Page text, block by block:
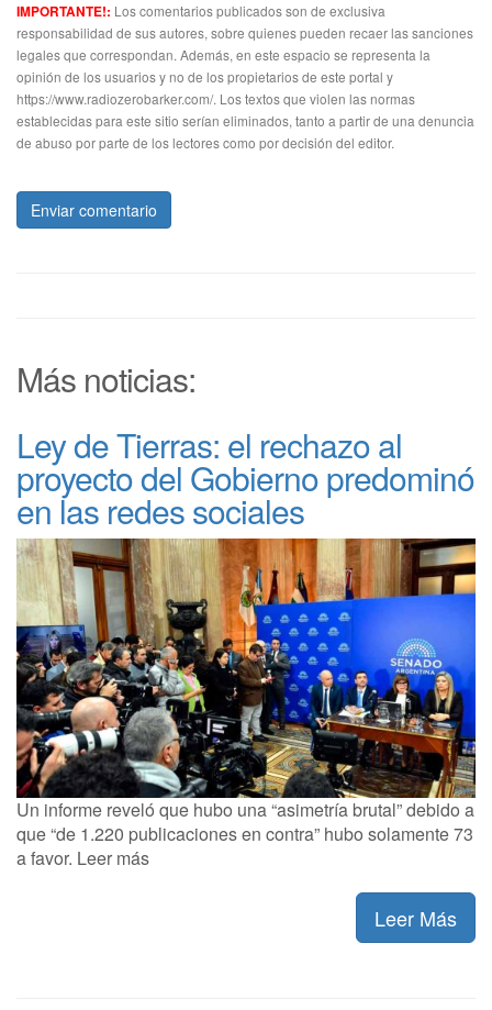
IMPORTANTE!: Los comentarios publicados son de exclusiva
responsabilidad de sus autores, sobre quienes pueden recaer las sanciones
legales que correspondan. Además, en este espacio se representa la
opinión de los usuarios y no de los propietarios de este portal y
https://www.radiozerobarker.com/. Los textos que violen las normas
establecidas para este sitio serían eliminados, tanto a partir de una denuncia
de abuso por parte de los lectores como por decisión del editor.
Enviar comentario
Más noticias:
Ley de Tierras: el rechazo al
proyecto del Gobierno predominó
en las redes sociales
Un informe reveló que hubo una “asimetría brutal” debido a
que “de 1.220 publicaciones en contra” hubo solamente 73
a favor. Leer más
Leer Más